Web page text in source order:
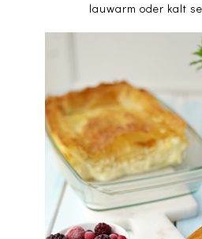
lauwarm oder kalt